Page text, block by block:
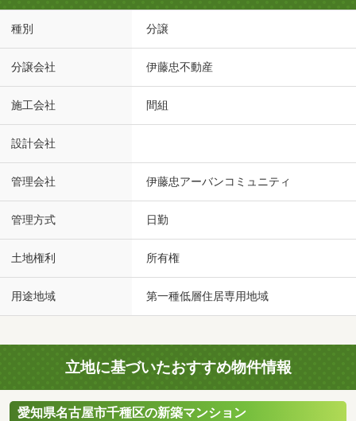
種別 分譲
分譲会社 伊藤忠不動産
施工会社 間組
設計会社
管理会社 伊藤忠アーバンコミュニティ
管理方式 日勤
土地権利 所有権
用途地域 第一種低層住居専用地域
立地に基づいたおすすめ物件情報
愛知県名古屋市千種区の新築マンション